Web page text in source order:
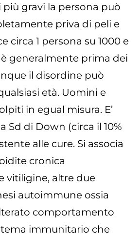
più gravi la persona può
priva di peli e
circa 1 persona su 1000 e
è generalmente prima dei
il disordine può
età. Uomini e
in egual misura. E’
Sd di Down (circa il 10%
alle cure. Si associa
cronica
vitiligine, altre due
autoimmune ossia
comportamento
immunitario che